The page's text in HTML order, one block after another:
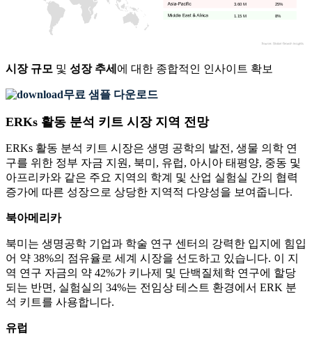
8%
1.15 M
25%
3.60 M
시장 규모 및 성장 추세 에 대한 종합적인 인사이트 확보
무료 샘플 다운로드
ERKs 활동 분석 키트 시장 지역 전망
ERKs 활동 분석 키트 시장은 생명 공학의 발전, 생물 의학 연
구를 위한 정부 자금 지원, 북미, 유럽, 아시아 태평양, 중동 및
아프리카와 같은 주요 지역의 학계 및 산업 실험실 간의 협력
증가에 따른 성장으로 상당한 지역적 다양성을 보여줍니다.
북아메리카
북미는 생명공학 기업과 학술 연구 센터의 강력한 입지에 힘입
어 약 38%의 점유율로 세계 시장을 선도하고 있습니다. 이 지
역 연구 자금의 약 42%가 키나제 및 단백질체학 연구에 할당
되는 반면, 실험실의 34%는 전임상 테스트 환경에서 ERK 분
석 키트를 사용합니다.
유럽